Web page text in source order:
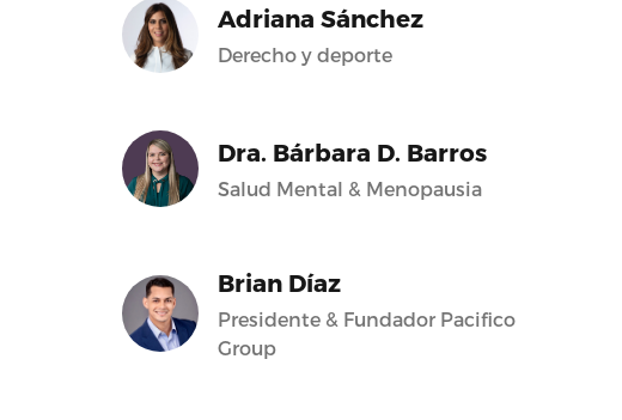
Adriana Sánchez
Derecho y deporte
Dra. Bárbara D. Barros
Salud Mental & Menopausia
Brian Díaz
Presidente & Fundador Pacifico
Group